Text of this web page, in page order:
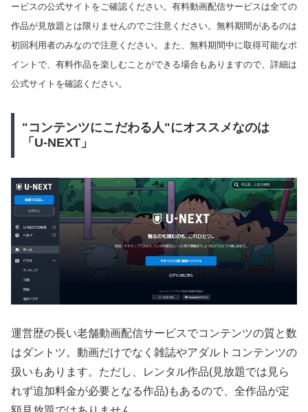
ービスの公式サイトをご確認ください。有料動画配信サービスは全ての
作品が見放題とは限りませんのでご注意ください。無料期間があるのは
初回利用者のみなので注意ください。また、無料期間中に取得可能なポ
イントで、有料作品を楽しむことができる場合もありますので、詳細は
公式サイトを確認ください。
"コンテンツにこだわる人"にオススメなのは
「U-NEXT」
運営歴の長い老舗動画配信サービスでコンテンツの質と数
はダントツ。動画だけでなく雑誌やアダルトコンテンツの
扱いもあります。ただし、レンタル作品(見放題では見ら
れず追加料金が必要となる作品)もあるので、全作品が定